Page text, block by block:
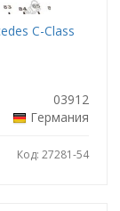
C-Class
03912
Германия
Код: 27281-54